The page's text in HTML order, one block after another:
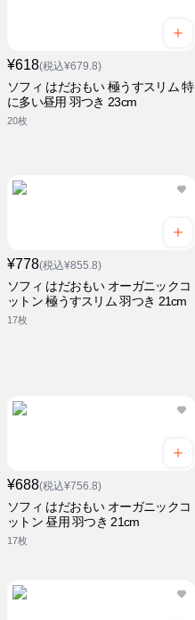
¥618(税込¥679.8)
ソフィ はだおもい 極うすスリム 特
に多い昼用 羽つき 23cm
20枚
¥778(税込¥855.8)
ソフィ はだおもい オーガニックコ
ットン 極うすスリム 羽つき 21cm
17枚
¥688(税込¥756.8)
ソフィ はだおもい オーガニックコ
ットン 昼用 羽つき 21cm
17枚